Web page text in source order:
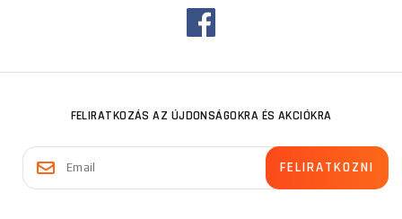
FELIRATKOZÁS AZ ÚJDONSÁGOKRA ÉS AKCIÓKRA